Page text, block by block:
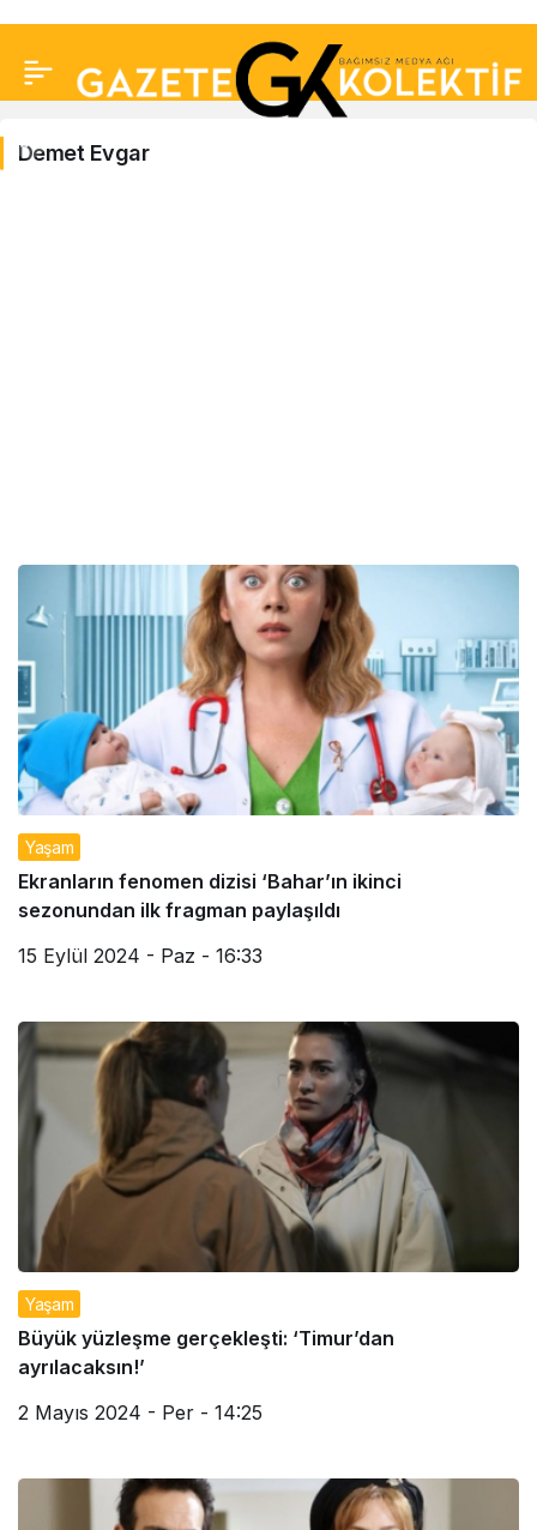
Demet
Demet Evgar
Yaşam
Ekranların fenomen dizisi ‘Bahar’ın ikinci
sezonundan ilk fragman paylaşıldı
15 Eylül 2024 - Paz - 16:33
Yaşam
Büyük yüzleşme gerçekleşti: ‘Timur’dan
ayrılacaksın!’
2 Mayıs 2024 - Per - 14:25